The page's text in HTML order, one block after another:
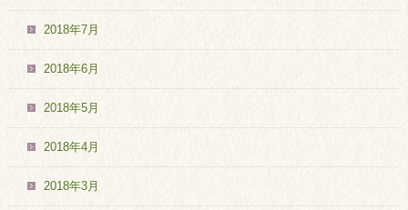
2018年7月
2018年6月
2018年5月
2018年4月
2018年3月